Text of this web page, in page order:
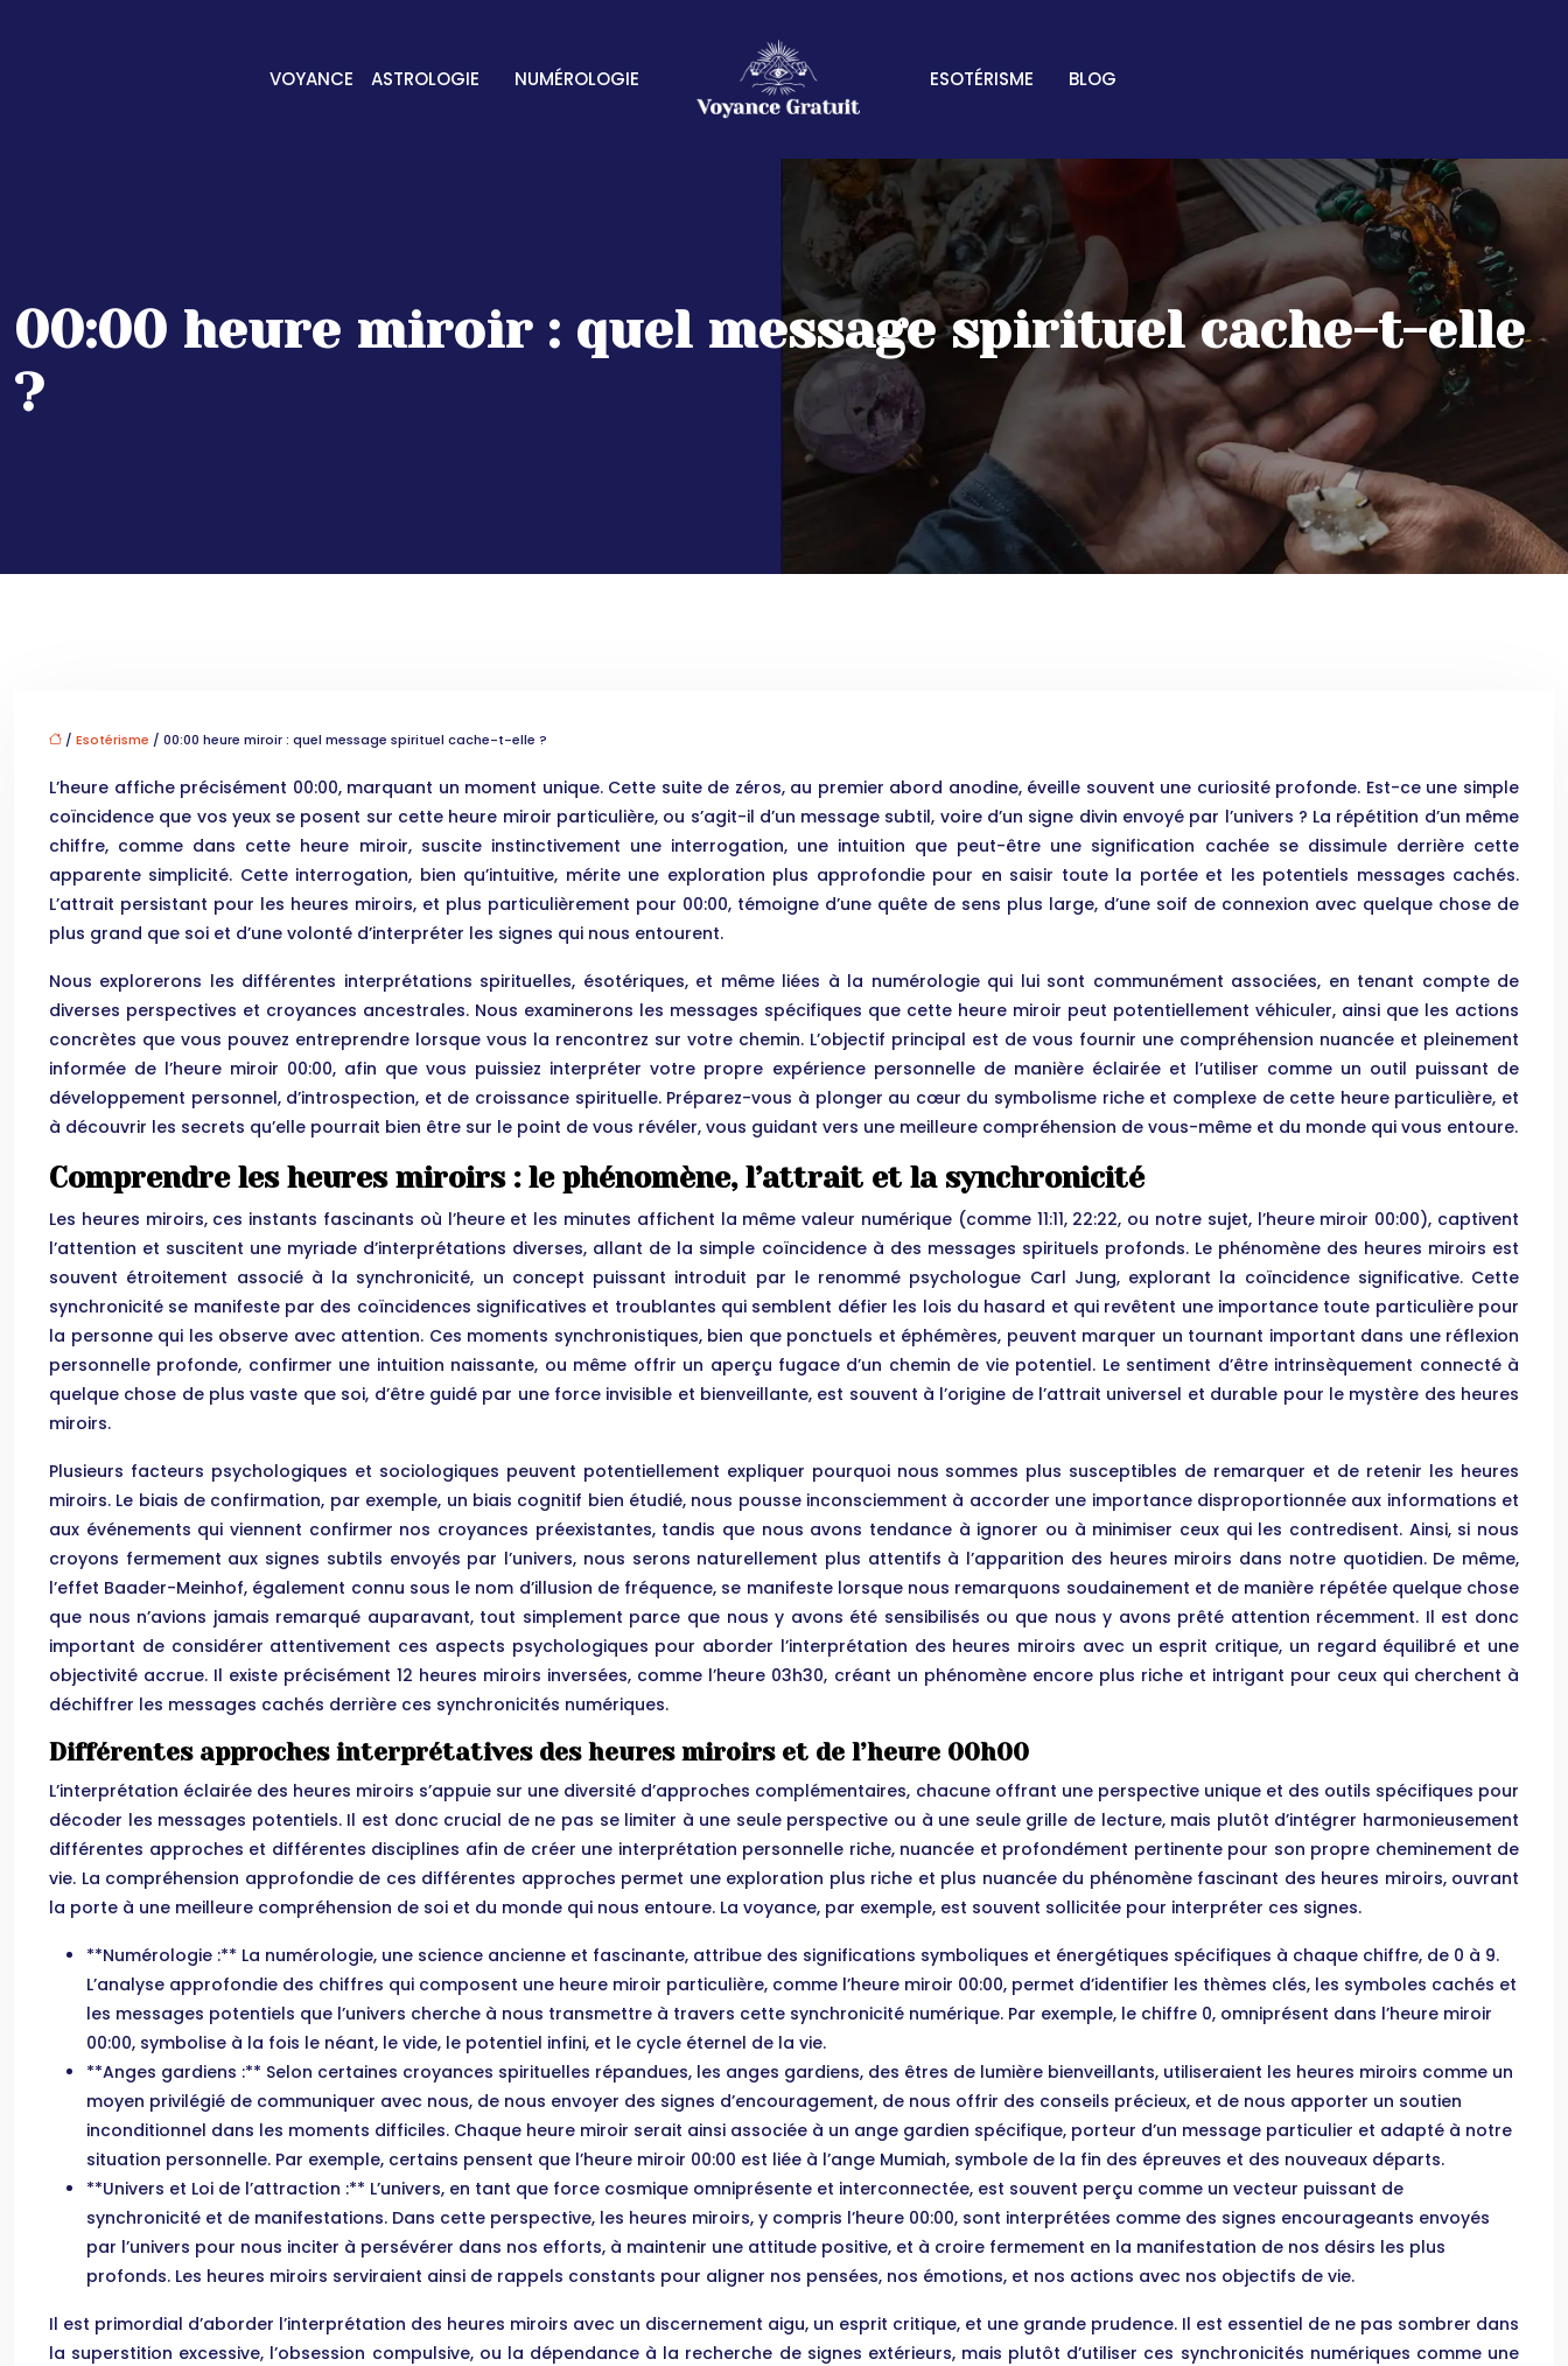
NUMÉROLOGIE
ASTROLOGIE
VOYANCE ESOTÉRISME BLOG
00:00 heure miroir : quel message spirituel cache-t-elle
?
/ Esotérisme / 00:00 heure miroir : quel message spirituel cache-t-elle ?
L’heure affiche précisément 00:00, marquant un moment unique. Cette suite de zéros, au premier abord anodine, éveille souvent une curiosité profonde. Est-ce une simple
coïncidence que vos yeux se posent sur cette heure miroir particulière, ou s’agit-il d’un message subtil, voire d’un signe divin envoyé par l’univers ? La répétition d’un même
chiffre, comme dans cette heure miroir, suscite instinctivement une interrogation, une intuition que peut-être une signification cachée se dissimule derrière cette
apparente simplicité. Cette interrogation, bien qu’intuitive, mérite une exploration plus approfondie pour en saisir toute la portée et les potentiels messages cachés.
L’attrait persistant pour les heures miroirs, et plus particulièrement pour 00:00, témoigne d’une quête de sens plus large, d’une soif de connexion avec quelque chose de
plus grand que soi et d’une volonté d’interpréter les signes qui nous entourent.
Nous explorerons les différentes interprétations spirituelles, ésotériques, et même liées à la numérologie qui lui sont communément associées, en tenant compte de
diverses perspectives et croyances ancestrales. Nous examinerons les messages spécifiques que cette heure miroir peut potentiellement véhiculer, ainsi que les actions
concrètes que vous pouvez entreprendre lorsque vous la rencontrez sur votre chemin. L’objectif principal est de vous fournir une compréhension nuancée et pleinement
informée de l’heure miroir 00:00, afin que vous puissiez interpréter votre propre expérience personnelle de manière éclairée et l’utiliser comme un outil puissant de
développement personnel, d’introspection, et de croissance spirituelle. Préparez-vous à plonger au cœur du symbolisme riche et complexe de cette heure particulière, et
à découvrir les secrets qu’elle pourrait bien être sur le point de vous révéler, vous guidant vers une meilleure compréhension de vous-même et du monde qui vous entoure.
Comprendre les heures miroirs : le phénomène, l’attrait et la synchronicité
Les heures miroirs, ces instants fascinants où l’heure et les minutes affichent la même valeur numérique (comme 11:11, 22:22, ou notre sujet, l’heure miroir 00:00), captivent
l’attention et suscitent une myriade d’interprétations diverses, allant de la simple coïncidence à des messages spirituels profonds. Le phénomène des heures miroirs est
souvent étroitement associé à la synchronicité, un concept puissant introduit par le renommé psychologue Carl Jung, explorant la coïncidence significative. Cette
synchronicité se manifeste par des coïncidences significatives et troublantes qui semblent défier les lois du hasard et qui revêtent une importance toute particulière pour
la personne qui les observe avec attention. Ces moments synchronistiques, bien que ponctuels et éphémères, peuvent marquer un tournant important dans une réflexion
personnelle profonde, confirmer une intuition naissante, ou même offrir un aperçu fugace d’un chemin de vie potentiel. Le sentiment d’être intrinsèquement connecté à
quelque chose de plus vaste que soi, d’être guidé par une force invisible et bienveillante, est souvent à l’origine de l’attrait universel et durable pour le mystère des heures
miroirs.
Plusieurs facteurs psychologiques et sociologiques peuvent potentiellement expliquer pourquoi nous sommes plus susceptibles de remarquer et de retenir les heures
miroirs. Le biais de confirmation, par exemple, un biais cognitif bien étudié, nous pousse inconsciemment à accorder une importance disproportionnée aux informations et
aux événements qui viennent confirmer nos croyances préexistantes, tandis que nous avons tendance à ignorer ou à minimiser ceux qui les contredisent. Ainsi, si nous
croyons fermement aux signes subtils envoyés par l’univers, nous serons naturellement plus attentifs à l’apparition des heures miroirs dans notre quotidien. De même,
l’effet Baader-Meinhof, également connu sous le nom d’illusion de fréquence, se manifeste lorsque nous remarquons soudainement et de manière répétée quelque chose
que nous n’avions jamais remarqué auparavant, tout simplement parce que nous y avons été sensibilisés ou que nous y avons prêté attention récemment. Il est donc
important de considérer attentivement ces aspects psychologiques pour aborder l’interprétation des heures miroirs avec un esprit critique, un regard équilibré et une
objectivité accrue. Il existe précisément 12 heures miroirs inversées, comme l’heure 03h30, créant un phénomène encore plus riche et intrigant pour ceux qui cherchent à
déchiffrer les messages cachés derrière ces synchronicités numériques.
Différentes approches interprétatives des heures miroirs et de l’heure 00h00
L’interprétation éclairée des heures miroirs s’appuie sur une diversité d’approches complémentaires, chacune offrant une perspective unique et des outils spécifiques pour
décoder les messages potentiels. Il est donc crucial de ne pas se limiter à une seule perspective ou à une seule grille de lecture, mais plutôt d’intégrer harmonieusement
différentes approches et différentes disciplines afin de créer une interprétation personnelle riche, nuancée et profondément pertinente pour son propre cheminement de
vie. La compréhension approfondie de ces différentes approches permet une exploration plus riche et plus nuancée du phénomène fascinant des heures miroirs, ouvrant
la porte à une meilleure compréhension de soi et du monde qui nous entoure. La voyance, par exemple, est souvent sollicitée pour interpréter ces signes.
**Numérologie :** La numérologie, une science ancienne et fascinante, attribue des significations symboliques et énergétiques spécifiques à chaque chiffre, de 0 à 9.
L’analyse approfondie des chiffres qui composent une heure miroir particulière, comme l’heure miroir 00:00, permet d’identifier les thèmes clés, les symboles cachés et
les messages potentiels que l’univers cherche à nous transmettre à travers cette synchronicité numérique. Par exemple, le chiffre 0, omniprésent dans l’heure miroir
00:00, symbolise à la fois le néant, le vide, le potentiel infini, et le cycle éternel de la vie.
**Anges gardiens :** Selon certaines croyances spirituelles répandues, les anges gardiens, des êtres de lumière bienveillants, utiliseraient les heures miroirs comme un
moyen privilégié de communiquer avec nous, de nous envoyer des signes d’encouragement, de nous offrir des conseils précieux, et de nous apporter un soutien
inconditionnel dans les moments difficiles. Chaque heure miroir serait ainsi associée à un ange gardien spécifique, porteur d’un message particulier et adapté à notre
situation personnelle. Par exemple, certains pensent que l’heure miroir 00:00 est liée à l’ange Mumiah, symbole de la fin des épreuves et des nouveaux départs.
**Univers et Loi de l’attraction :** L’univers, en tant que force cosmique omniprésente et interconnectée, est souvent perçu comme un vecteur puissant de
synchronicité et de manifestations. Dans cette perspective, les heures miroirs, y compris l’heure 00:00, sont interprétées comme des signes encourageants envoyés
par l’univers pour nous inciter à persévérer dans nos efforts, à maintenir une attitude positive, et à croire fermement en la manifestation de nos désirs les plus
profonds. Les heures miroirs serviraient ainsi de rappels constants pour aligner nos pensées, nos émotions, et nos actions avec nos objectifs de vie.
Il est primordial d’aborder l’interprétation des heures miroirs avec un discernement aigu, un esprit critique, et une grande prudence. Il est essentiel de ne pas sombrer dans
la superstition excessive, l’obsession compulsive, ou la dépendance à la recherche de signes extérieurs, mais plutôt d’utiliser ces synchronicités numériques comme une